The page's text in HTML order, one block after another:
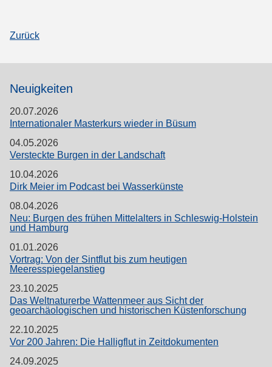
Zurück
Neuigkeiten
20.07.2026
Internationaler Masterkurs wieder in Büsum
04.05.2026
Versteckte Burgen in der Landschaft
10.04.2026
Dirk Meier im Podcast bei Wasserkünste
08.04.2026
Neu: Burgen des frühen Mittelalters in Schleswig-Holstein
und Hamburg
01.01.2026
Vortrag: Von der Sintflut bis zum heutigen
Meeresspiegelanstieg
23.10.2025
Das Weltnaturerbe Wattenmeer aus Sicht der
geoarchäologischen und historischen Küstenforschung
22.10.2025
Vor 200 Jahren: Die Halligflut in Zeitdokumenten
24.09.2025